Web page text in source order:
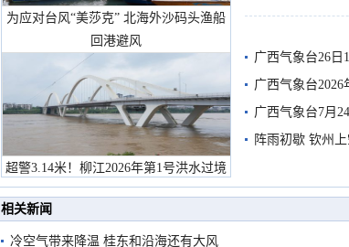
为应对台风“美莎克” 北海外沙码头渔船
回港避风
超警3.14米！柳江2026年第1号洪水过境
市民在堤岸见证汛况
有较强降雨
广西气象台26日
广西气象台2026
预警
广西气象台7月
阵雨初歇 钦州
相关新闻
冷空气带来降温 桂东和沿海还有大风